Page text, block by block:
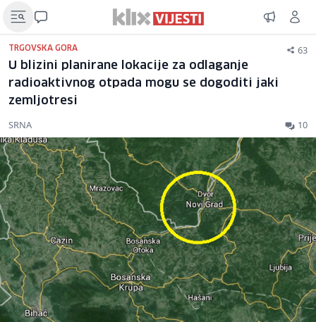
TRGOVSKA GORA 63
U blizini planirane lokacije za odlaganje
radioaktivnog otpada mogu se dogoditi jaki
zemljotresi
SRNA 10